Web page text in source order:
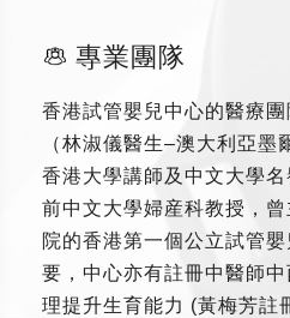
專業團隊
香港試管嬰兒中心的醫療
（林淑儀醫生–澳大利亞墨
香港大學講師及中文大學
前中文大學婦産科教授，
院的香港第一個公立試管
要，中心亦有註冊中醫師
理提升生育能力 (黃梅芳註